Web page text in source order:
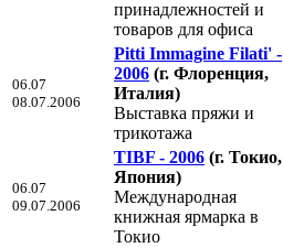
принадлежностей и
товаров для офиса
06.07
08.07.2006
Pitti Immagine Filati' -
2006 (г. Флоренция,
Италия)
Выставка пряжи и
трикотажа
06.07
09.07.2006
TIBF - 2006 (г. Токио,
Япония)
Международная
книжная ярмарка в
Токио